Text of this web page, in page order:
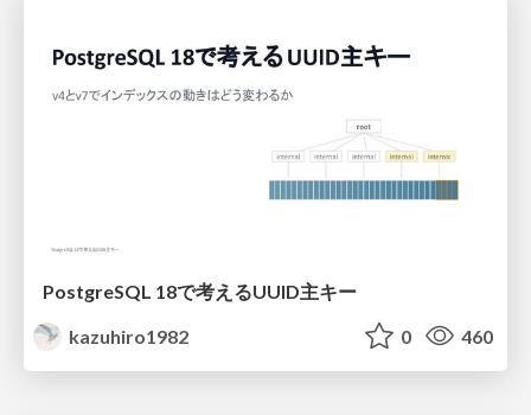
PostgreSQL 18で考えるUUID主キー
kazuhiro1982
0 460